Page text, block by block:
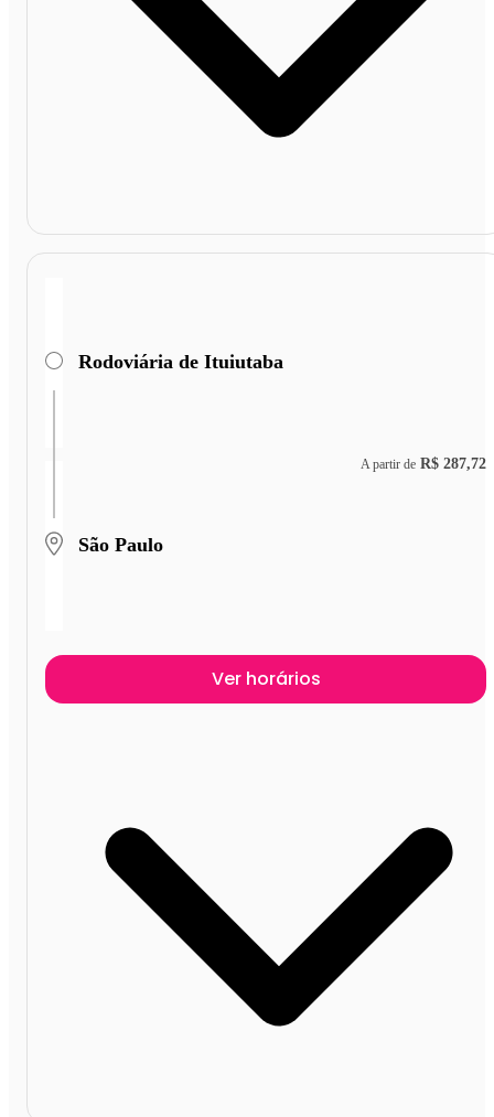
Rodoviária de Ituiutaba
São Paulo
A partir de R$ 287,72
Ver horários